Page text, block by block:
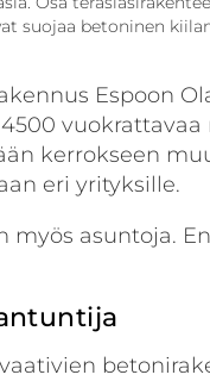
suojaa betoninen
Espoon
kerrokseen
eri yrityksille.
myös asuntoja.